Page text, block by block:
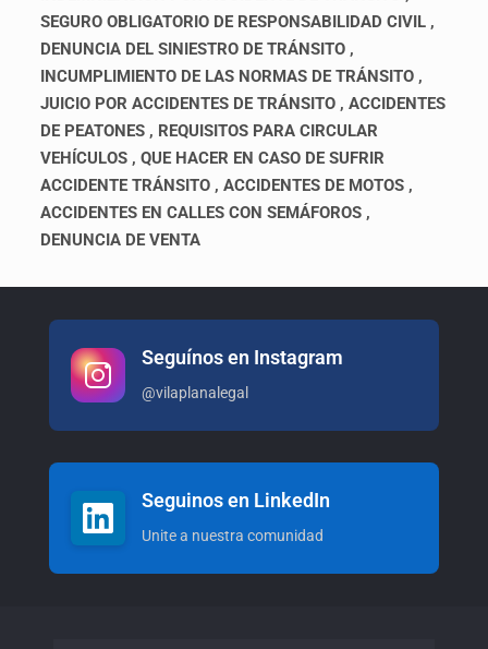
SEGURO OBLIGATORIO DE RESPONSABILIDAD CIVIL ,
DENUNCIA DEL SINIESTRO DE TRÁNSITO ,
INCUMPLIMIENTO DE LAS NORMAS DE TRÁNSITO ,
JUICIO POR ACCIDENTES DE TRÁNSITO , ACCIDENTES
DE PEATONES , REQUISITOS PARA CIRCULAR
VEHÍCULOS , QUE HACER EN CASO DE SUFRIR
ACCIDENTE TRÁNSITO , ACCIDENTES DE MOTOS ,
ACCIDENTES EN CALLES CON SEMÁFOROS ,
DENUNCIA DE VENTA
Seguínos en Instagram
@vilaplanalegal
Seguinos en LinkedIn
Unite a nuestra comunidad